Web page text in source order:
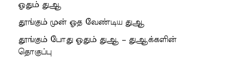
ஓதும் துஆ
தூங்கும் முன் ஓத வேண்டிய துஆ
தூங்கும் போது ஓதும் துஆ – துஆக்களின்
தொகுப்பு